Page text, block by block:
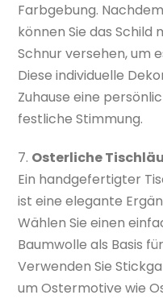
Farbgebung.
können Sie das Schild
Schnur versehen, um
Diese individuelle
Zuhause eine
festliche Stimmung.
7. Osterliche
Ein handgefertigter
ist eine elegante
Wählen Sie einen
Baumwolle als Basis
Verwenden Sie
um Ostermotive wie